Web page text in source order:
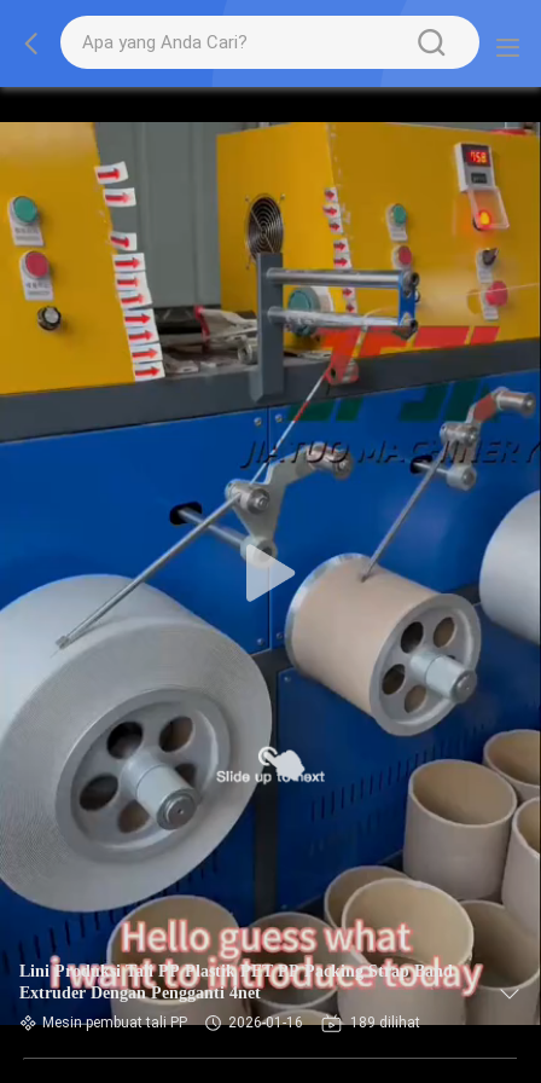
Lini Produksi Tali PP Plastik PET PP Packing Strap Band
Extruder Dengan Pengganti 4net
Mesin pembuat tali PP 2026-01-16 189 dilihat